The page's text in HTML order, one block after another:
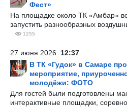
Фест»
На площадке около ТК «Амбар»
запустить разнообразных
1255
27 июня 2026 12:37
В ТК «Гудок» в Самаре
мероприятие,
молодёжи: ФОТО
Для гостей были подготовлены
интерактивные площадки,